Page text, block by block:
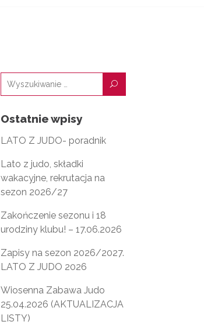
U
Ostatnie wpisy
LATO Z JUDO- poradnik
Lato z judo, składki
wakacyjne, rekrutacja na
sezon 2026/27
Zakończenie sezonu i 18
urodziny klubu! – 17.06.2026
Zapisy na sezon 2026/2027.
LATO Z JUDO 2026
Wiosenna Zabawa Judo
25.04.2026 (AKTUALIZACJA
LISTY)